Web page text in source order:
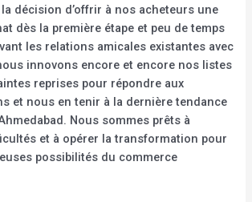
décision d’offrir à nos acheteurs une
dès la première étape et peu de temps
les relations amicales existantes avec
innovons encore et encore nos listes
reprises pour répondre aux
et nous en tenir à la dernière tendance
Nous sommes prêts à
et à opérer la transformation pour
possibilités du commerce